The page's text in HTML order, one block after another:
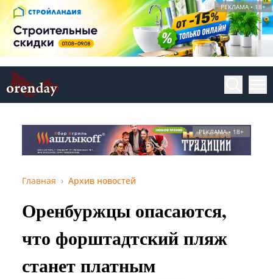
РЕКЛАМА • 18+
РЕКЛАМА • 18+
Главная Архив новостей
Оренбуржцы опасаются,
что форштадтский пляж
станет платным